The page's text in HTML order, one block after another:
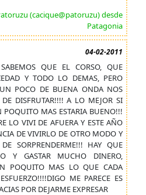
(cacique@patoruzu) desde
Patagonia
04-02-2011
QUE EL CORSO, QUE
Y TODO LO DEMAS, PERO
POCO DE BUENA ONDA NOS
DE DISFRUTAR!!!! A LO MEJOR SI
POQUITO MAS ESTARIA BUENO!!!
LO VIVI DE AFUERA Y ESTE AÑO
DE VIVIRLO DE OTRO MODO Y
SORPRENDERME!!! HAY QUE
Y GASTAR MUCHO DINERO,
POQUITO MAS LO QUE CADA
ME PARECE ES
POR DEJARME EXPRESAR